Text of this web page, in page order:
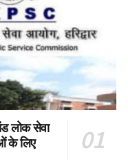
लोक सेवा
के लिए